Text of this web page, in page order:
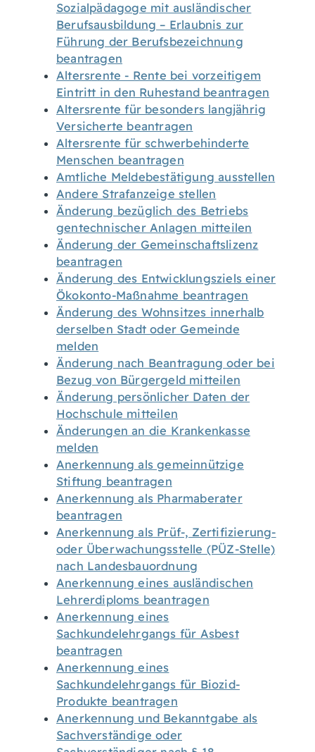
Sozialpädagoge mit ausländischer
Berufsausbildung – Erlaubnis zur
Führung der Berufsbezeichnung
beantragen
Altersrente - Rente bei vorzeitigem
Eintritt in den Ruhestand beantragen
Altersrente für besonders langjährig
Versicherte beantragen
Altersrente für schwerbehinderte
Menschen beantragen
Amtliche Meldebestätigung ausstellen
Andere Strafanzeige stellen
Änderung bezüglich des Betriebs
gentechnischer Anlagen mitteilen
Änderung der Gemeinschaftslizenz
beantragen
Änderung des Entwicklungsziels einer
Ökokonto-Maßnahme beantragen
Änderung des Wohnsitzes innerhalb
derselben Stadt oder Gemeinde
melden
Änderung nach Beantragung oder bei
Bezug von Bürgergeld mitteilen
Änderung persönlicher Daten der
Hochschule mitteilen
Änderungen an die Krankenkasse
melden
Anerkennung als gemeinnützige
Stiftung beantragen
Anerkennung als Pharmaberater
beantragen
Anerkennung als Prüf-, Zertifizierung-
oder Überwachungsstelle (PÜZ-Stelle)
nach Landesbauordnung
Anerkennung eines ausländischen
Lehrerdiploms beantragen
Anerkennung eines
Sachkundelehrgangs für Asbest
beantragen
Anerkennung eines
Sachkundelehrgangs für Biozid-
Produkte beantragen
Anerkennung und Bekanntgabe als
Sachverständige oder